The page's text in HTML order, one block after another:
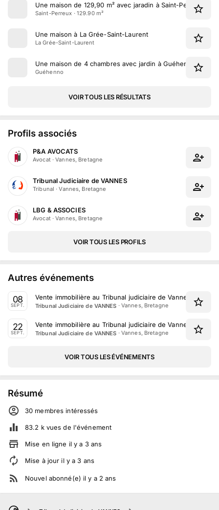
Une maison de 129,90 m² avec jaradin à Saint-Perreux
Saint-Perreux · 129.90 m²
Une maison à La Grée-Saint-Laurent
La Grée-Saint-Laurent
Une maison de 4 chambres avec jardin à Guéhenno
Guéhenno
VOIR TOUS LES RÉSULTATS
Profils associés
P&A AVOCATS
Avocat·Vannes, Bretagne
Tribunal Judiciaire de VANNES
Tribunal ·Vannes, Bretagne
LBG & ASSOCIES
Avocat·Vannes, Bretagne
VOIR TOUS LES PROFILS
Autres événements
08
SEPT.
Vente immobilière au Tribunal judiciaire de Vannes le 8
Tribunal Judiciaire de VANNES · Vannes, Bretagne
22
SEPT.
Vente immobilière au Tribunal judiciaire de Vannes le 22
Tribunal Judiciaire de VANNES · Vannes, Bretagne
VOIR TOUS LES ÉVÉNEMENTS
Résumé
30 membres intéressés
83.2 kvues de l'événement
Mise en ligne il y a 3 ans
Mise à jour il y a 3 ans
Nouvel abonné(e) il y a 2 ans